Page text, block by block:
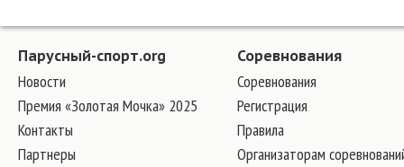
Парусный-спорт.org
Новости
Премия «Золотая Мочка» 2025
Контакты
Партнеры
Соревнования
Соревнования
Регистрация
Правила
Организаторам